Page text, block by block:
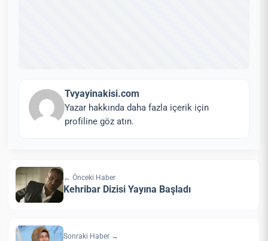
Tvyayinakisi.com
Yazar hakkında daha fazla içerik için
profiline göz atın.
← Önceki Haber
Kehribar Dizisi Yayına Başladı
Sonraki Haber →